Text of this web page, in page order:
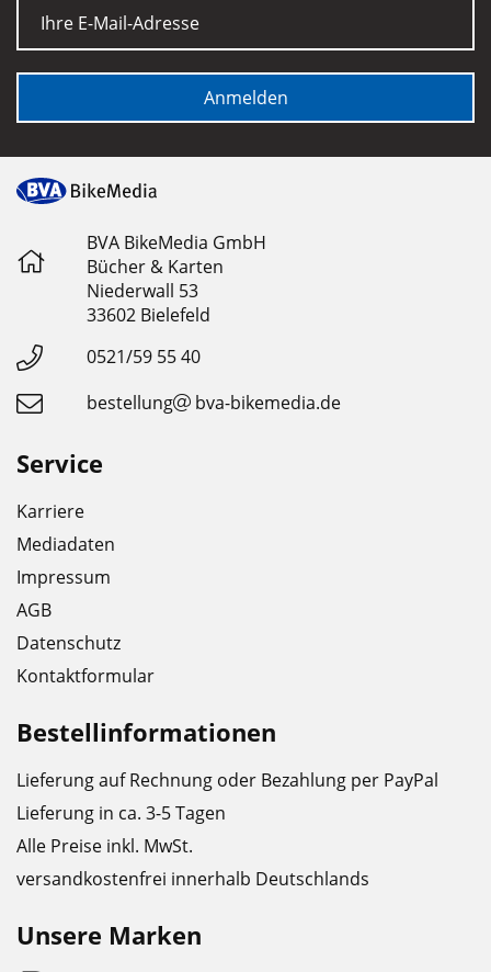
Anmelden
BVA BikeMedia GmbH
Bücher & Karten
Niederwall 53
33602 Bielefeld
0521/59 55 40
bestellung
bva-bikemedia.de
Service
Karriere
Mediadaten
Impressum
AGB
Datenschutz
Kontaktformular
Bestellinformationen
Lieferung auf Rechnung oder Bezahlung per PayPal
Lieferung in ca. 3-5 Tagen
Alle Preise inkl. MwSt.
versandkostenfrei innerhalb Deutschlands
Unsere Marken